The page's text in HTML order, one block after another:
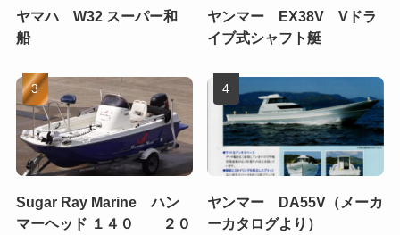
ヤマハ W32 スーパー和
船
ヤンマー EX38V Vドラ
イブ式シャフト艇
Sugar Ray Marine ハン
マーヘッド １４０ ２０
ヤンマー DA55V（メーカ
ーカタログより）